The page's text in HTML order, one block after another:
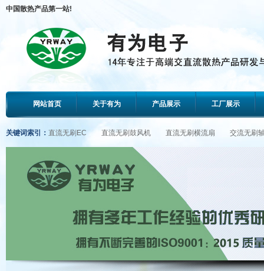
中国散热产品第一站!
网站首页 关于有为 产品展示 工厂展示
关键词索引： 直流无刷EC 直流无刷鼓风机 直流无刷横流扇 交流无刷